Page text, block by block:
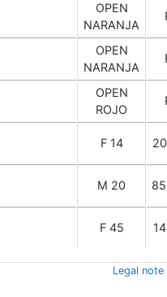
OPEN
NARANJA
OPEN
NARANJA
OPEN
ROJO
F 14
M 20
F 45
Legal note